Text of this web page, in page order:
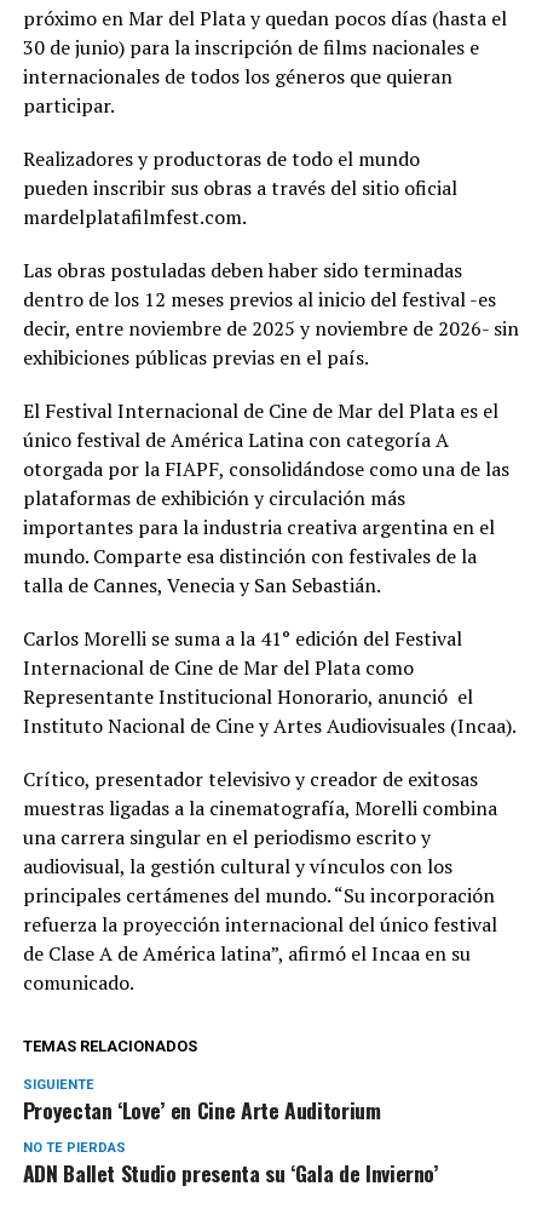
próximo en Mar del Plata y quedan pocos días (hasta el
30 de junio) para la inscripción de films nacionales e
internacionales de todos los géneros que quieran
participar.
Realizadores y productoras de todo el mundo
pueden inscribir sus obras a través del sitio oficial
mardelplatafilmfest.com.
Las obras postuladas deben haber sido terminadas
dentro de los 12 meses previos al inicio del festival -es
decir, entre noviembre de 2025 y noviembre de 2026- sin
exhibiciones públicas previas en el país.
El Festival Internacional de Cine de Mar del Plata es el
único festival de América Latina con categoría A
otorgada por la FIAPF, consolidándose como una de las
plataformas de exhibición y circulación más
importantes para la industria creativa argentina en el
mundo. Comparte esa distinción con festivales de la
talla de Cannes, Venecia y San Sebastián.
Carlos Morelli se suma a la 41° edición del Festival
Internacional de Cine de Mar del Plata como
Representante Institucional Honorario, anunció el
Instituto Nacional de Cine y Artes Audiovisuales (Incaa).
Crítico, presentador televisivo y creador de exitosas
muestras ligadas a la cinematografía, Morelli combina
una carrera singular en el periodismo escrito y
audiovisual, la gestión cultural y vínculos con los
principales certámenes del mundo. “Su incorporación
refuerza la proyección internacional del único festival
de Clase A de América latina”, afirmó el Incaa en su
comunicado.
TEMAS RELACIONADOS
SIGUIENTE
Proyectan ‘Love’ en Cine Arte Auditorium
NO TE PIERDAS
ADN Ballet Studio presenta su ‘Gala de Invierno’